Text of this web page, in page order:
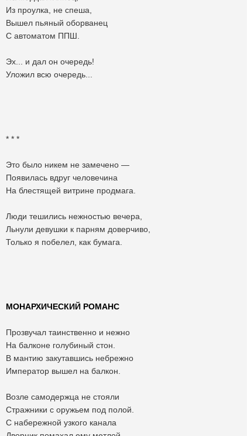
Из проулка, не спеша,
Вышел пьяный оборванец
С автоматом ППШ.
Эх... и дал он очередь!
Уложил всю очередь...
* * *
Это было никем не замечено —
Появилась вдруг человечина
На блестящей витрине продмага.
Люди тешились нежностью вечера,
Льнули девушки к парням доверчиво,
Только я побелел, как бумага.
МОНАРХИЧЕСКИЙ РОМАНС
Прозвучал таинственно и нежно
На балконе голубиный стон.
В мантию закутавшись небрежно
Император вышел на балкон.
Возле самодержца не стояли
Стражники с оружьем под полой.
С набережной узкого канала